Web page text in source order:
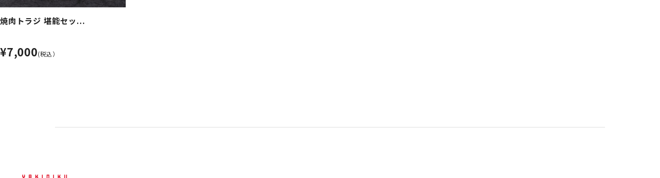
焼肉トラジ 堪能セッ...
¥7,000(税込）